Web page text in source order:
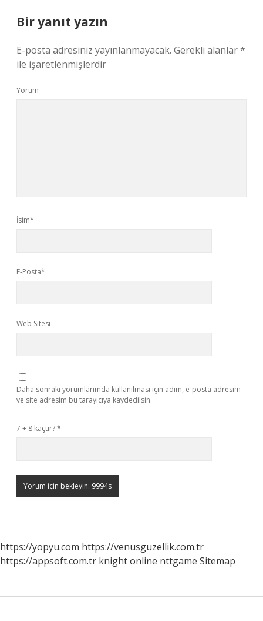
Bir yanıt yazın
E-posta adresiniz yayınlanmayacak. Gerekli alanlar*
ile işaretlenmişlerdir
Yorum
İsim*
E-Posta*
Web Sitesi
Daha sonraki yorumlarımda kullanılması için adım, e-posta adresim
ve site adresim bu tarayıcıya kaydedilsin.
7 + 8 kaçtır?*
https://yopyu.com https://venusguzellik.com.tr
https://appsoft.com.tr knight online nttgame Sitemap